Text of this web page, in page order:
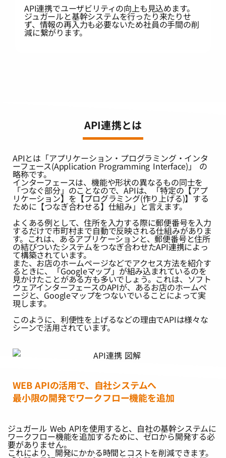
API連携でユーザビリティの向上も見込めます。
ジュガールと基幹システムを行ったり来たりせ
ず、情報の再入力も必要ないため社員の手間の削
減に繋がります。
API連携とは
APIとは「アプリケーション・プログラミング・インタ
ーフェース(Application Programming Interface)」 の
略称です。
インターフェースは、機能や形状の異なるもの同士を
「つなぐ部分」のことなので、APIは、「特定の【アプ
リケーション】を【プログラミング(作り上げる)】する
ために【つなぎ合わせる】仕組み」と言えます。
よくある例として、住所を入力する際に郵便番号を入力
するだけで市町村まで自動で反映される仕組みがありま
す。これは、あるアプリケーションと、郵便番号と住所
の結びついたシステムをつなぎ合わせたAPI連携によっ
て構築されています。
また、お店のホームページなどでアクセス方法を紹介す
るときに、「Googleマップ」が組み込まれているのを
見かけたことがある方も多いでしょう。これは、ソフト
ウェアインターフェースのAPIが、あるお店のホームペ
ージと、Googleマップをつないでいることによって実
現します。
このように、利便性を上げるなどの理由でAPIは様々な
シーンで活用されています。
WEB APIの活用で、自社システムへ
最小限の開発でワークフロー機能を追加
ジュガール Web APIを使用すると、自社の基幹システムに
ワークフロー機能を追加するために、ゼロから開発する必
要がありません。
これにより、開発にかかる時間とコストを削減できます。